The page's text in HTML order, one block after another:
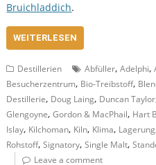
Bruichladdich.
WEITERLESEN
Destillerien Abfüller,Adelphi,
Besucherzentrum, Bio-Treibstoff,
Destillerie, Doug Laing, Duncan Taylor
Glengoyne,Gordon & MacPhail, Hart
Islay, Kilchoman, Kiln, Klima, Lagerung
Rohstoff,Signatory,Single Malt,
Leave a comment